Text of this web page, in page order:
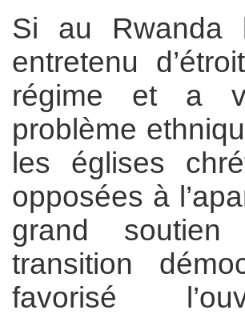
Si au Rwanda
entretenu
régime et a
problème
les églises
opposées à
grand
transition
favorisé